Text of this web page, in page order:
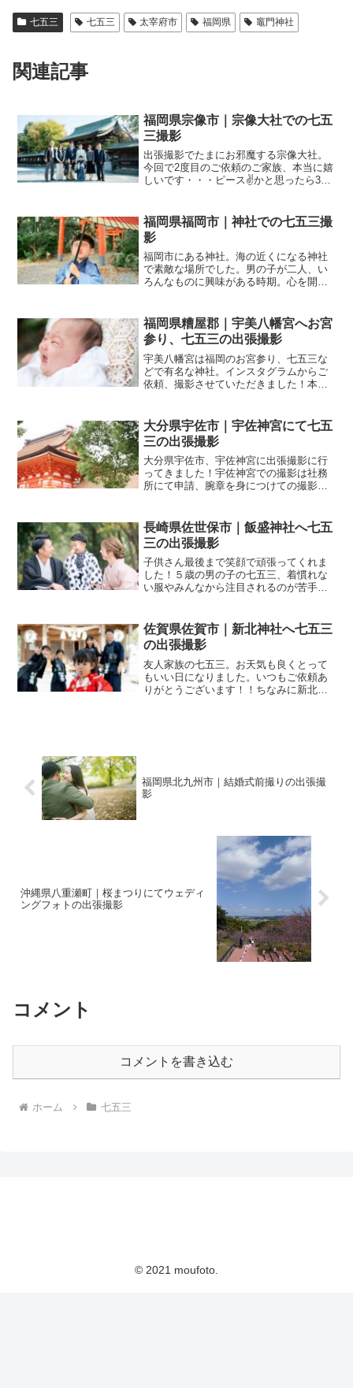
七五三 七五三 太宰府市 福岡県 竈門神社
関連記事
福岡県宗像市｜宗像大社での七五
三撮影
出張撮影でたまにお邪魔する宗像大社。
今回で2度目のご依頼のご家族、本当に嬉
しいです・・・ピース✌️かと思ったら3本
だ。これは良くあります！足袋を履いて
さらに草履、慣れな...
福岡県福岡市｜神社での七五三撮
影
福岡市にある神社。海の近くになる神社
で素敵な場所でした。男の子が二人、い
ろんなものに興味がある時期。心を開い
最後は七五三でもらった千歳飴食べたこ
とないけどどんな味がするん...
福岡県糟屋郡｜宇美八幡宮へお宮
参り、七五三の出張撮影
宇美八幡宮は福岡のお宮参り、七五三な
どで有名な神社。インスタグラムからご
依頼、撮影させていただきました！本当
んでました。お子様も嬉しそう！お宮参
りよー！何が入ってるか...
大分県宇佐市｜宇佐神宮にて七五
三の出張撮影
大分県宇佐市、宇佐神宮に出張撮影に行
ってきました！宇佐神宮での撮影は社務
所にて申請、腕章を身につけての撮影と
が今回は妹ちゃんも一緒に衣装を着ての
撮影、お姉ちゃんは前の撮...
長崎県佐世保市｜飯盛神社へ七五
三の出張撮影
子供さん最後まで笑顔で頑張ってくれま
した！５歳の男の子の七五三、着慣れな
い服やみんなから注目されるのが苦手な
マにもご協力いただいて最後まで頑張っ
てくれました！ご祈祷の控...
佐賀県佐賀市｜新北神社へ七五三
の出張撮影
友人家族の七五三。お天気も良くとって
もいい日になりました。いつもご依頼あ
りがとうございます！！ちなみに新北
福岡県北九州市｜結婚式前撮りの出張撮
影
沖縄県八重瀬町｜桜まつりにてウェディ
ングフォトの出張撮影
コメント
コメントを書き込む
ホーム 七五三
© 2021 moufoto.